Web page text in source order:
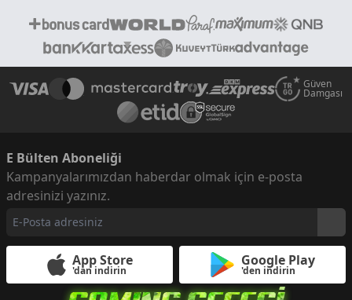
Güven
Damgası
E Bülten Aboneliği
Kampanyalarımızdan haberdar olmak için e-posta
adresinizi yazınız.
App Store
'dan indirin
Google Play
'den indirin